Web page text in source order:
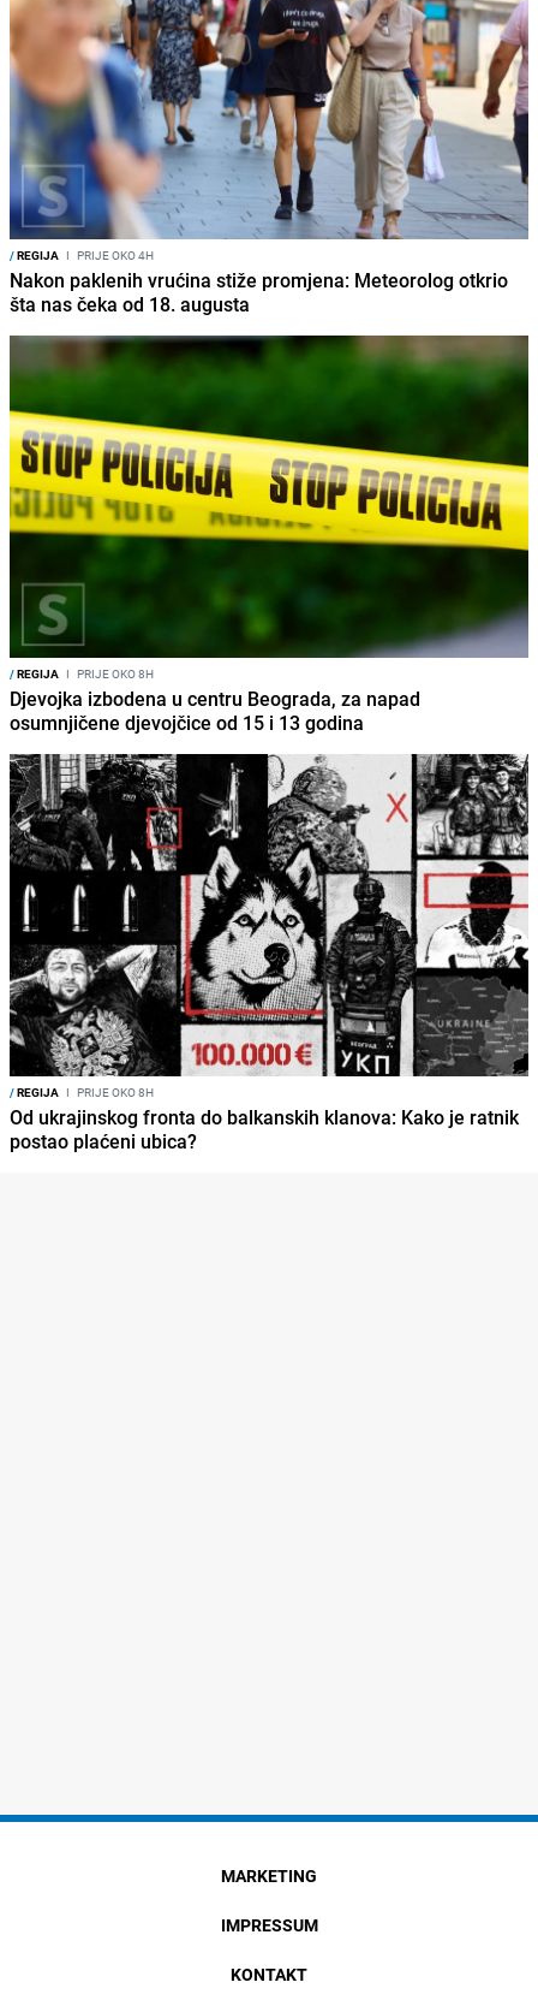
/REGIJA I PRIJE OKO 4H
Nakon paklenih vrućina stiže promjena: Meteorolog otkrio
šta nas čeka od 18. augusta
/REGIJA I PRIJE OKO 8H
Djevojka izbodena u centru Beograda, za napad
osumnjičene djevojčice od 15 i 13 godina
/REGIJA I PRIJE OKO 8H
Od ukrajinskog fronta do balkanskih klanova: Kako je ratnik
postao plaćeni ubica?
MARKETING
IMPRESSUM
KONTAKT